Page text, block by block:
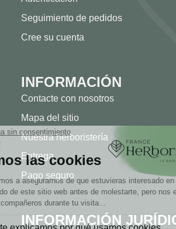
Seguimiento de pedidos
Cree su cuenta
INFORMACIÓN
Contacte con nosotros
Mapa del sitio
Nuestra herboristería
Entrega
Pago seguro
INFORMACIÓN